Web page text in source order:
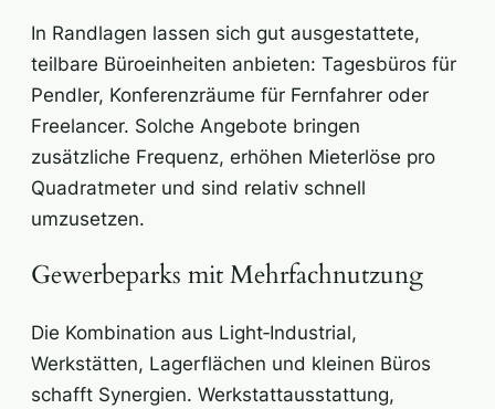
In Randlagen lassen sich gut ausgestattete,
teilbare Büroeinheiten anbieten: Tagesbüros für
Pendler, Konferenzräume für Fernfahrer oder
Freelancer. Solche Angebote bringen
zusätzliche Frequenz, erhöhen Mieterlöse pro
Quadratmeter und sind relativ schnell
umzusetzen.
Gewerbeparks mit Mehrfachnutzung
Die Kombination aus Light‑Industrial,
Werkstätten, Lagerflächen und kleinen Büros
schafft Synergien. Werkstattausstattung,